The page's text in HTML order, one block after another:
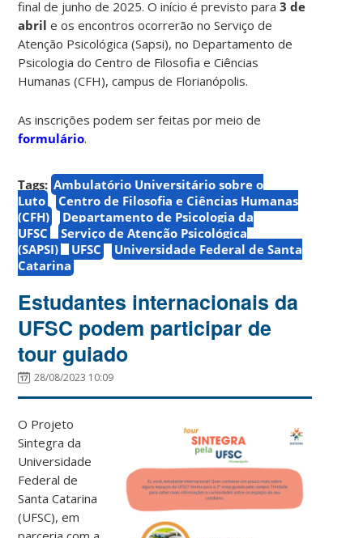
final de junho de 2025. O início é previsto para3 de
abril e os encontros ocorrerão no Serviço de
Atenção Psicológica (Sapsi), no Departamento de
Psicologia do Centro de Filosofia e Ciências
Humanas (CFH), campus de Florianópolis.
As inscrições podem ser feitas por meio de
formulário.
Tags: Ambulatório Universitário sobre o
Luto
Centro de Filosofia e Ciências Humanas
(CFH)
Departamento de Psicologia da
UFSC
Serviço de Atenção Psicológica
(SAPSI)
UFSC
Universidade Federal de Santa
Catarina
Estudantes internacionais da
UFSC podem participar de
tour guiado
28/08/2023 10:09
O Projeto
Sintegra da
Universidade
Federal de
Santa Catarina
(UFSC), em